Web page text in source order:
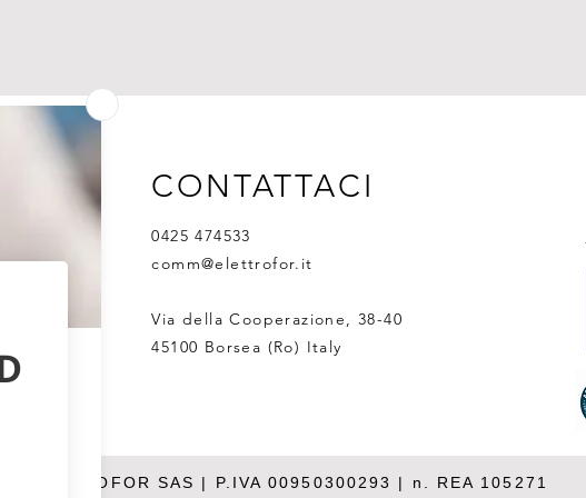
CONTATTACI
0425 474533
comm@elettrofor.it
Via della Cooperazione, 38-40
45100 Borsea (Ro) Italy
ELETTROFOR SAS | P.IVA 00950300293 | n. REA 105271